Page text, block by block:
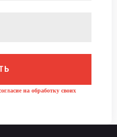
на обработку своих